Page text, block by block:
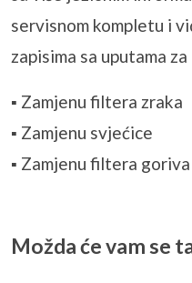
servisnom kompletu i
zapisima sa uputama za
▪ Zamjenu filtera zraka
▪ Zamjenu svjećice
▪ Zamjenu filtera goriva
Možda će vam se